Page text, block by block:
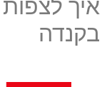
בקנדה